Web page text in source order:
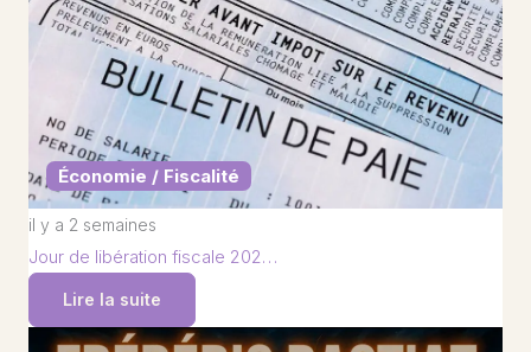
Économie / Fiscalité
il y a 2 semaines
Jour de libération fiscale 202…
Lire la suite